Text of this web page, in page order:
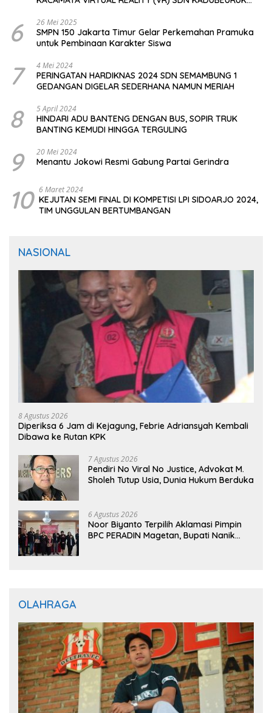
6 26 Mei 2025
SMPN 150 Jakarta Timur Gelar Perkemahan Pramuka
untuk Pembinaan Karakter Siswa
7 4 Mei 2024
PERINGATAN HARDIKNAS 2024 SDN SEMAMBUNG 1
GEDANGAN DIGELAR SEDERHANA NAMUN MERIAH
8 5 April 2024
HINDARI ADU BANTENG DENGAN BUS, SOPIR TRUK
BANTING KEMUDI HINGGA TERGULING
9 20 Mei 2024
Menantu Jokowi Resmi Gabung Partai Gerindra
10 6 Maret 2024
KEJUTAN SEMI FINAL DI KOMPETISI LPI SIDOARJO 2024,
TIM UNGGULAN BERTUMBANGAN
NASIONAL
8 Agustus 2026
Diperiksa 6 Jam di Kejagung, Febrie Adriansyah Kembali
Dibawa ke Rutan KPK
7 Agustus 2026
Pendiri No Viral No Justice, Advokat M.
Sholeh Tutup Usia, Dunia Hukum Berduka
6 Agustus 2026
Noor Biyanto Terpilih Aklamasi Pimpin
BPC PERADIN Magetan, Bupati Nanik
OLAHRAGA